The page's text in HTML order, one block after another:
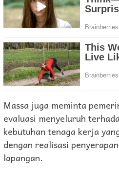
Massa juga meminta
evaluasi menyeluruh
kebutuhan tenaga kerja
dengan realisasi
lapangan.